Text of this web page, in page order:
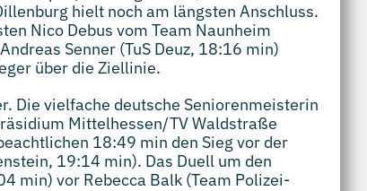
hielt noch am längsten Anschluss.
Nico Debus vom Team Naunheim
Senner (TuS Deuz, 18:16 min)
über die Ziellinie.
Die vielfache deutsche Seniorenmeisterin
Mittelhessen/TV Waldstraße
18:49 min den Sieg vor der
19:14 min). Das Duell um den
min) vor Rebecca Balk (Team Polizei-